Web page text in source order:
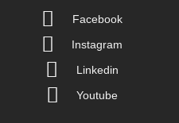
Facebook
Instagram
Linkedin
Youtube